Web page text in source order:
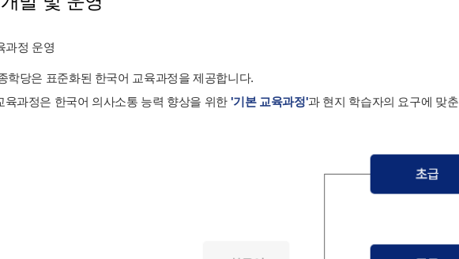
과정 운영
학당은 표준화된 한국어 교육과정을 제공합니다.
육과정은 한국어 의사소통 능력 향상을 위한 '기본 교육과정'과 현지 학습자의 요구에 맞춘